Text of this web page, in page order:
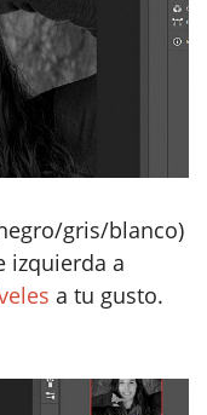
gris/blanco)
izquierda a
a tu gusto.